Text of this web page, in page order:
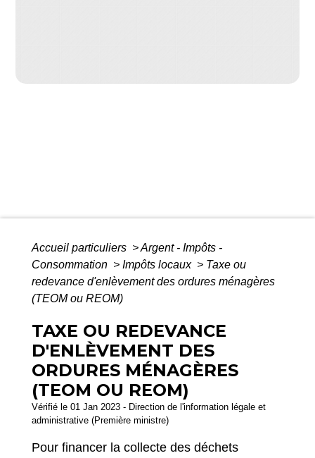
Accueil particuliers >Argent - Impôts -
Consommation > Impôts locaux > Taxe ou
redevance d'enlèvement des ordures ménagères
(TEOM ou REOM)
TAXE OU REDEVANCE
D'ENLÈVEMENT DES
ORDURES MÉNAGÈRES
(TEOM OU REOM)
Vérifié le 01 Jan 2023 - Direction de l'information légale et
administrative (Première ministre)
Pour financer la collecte des déchets